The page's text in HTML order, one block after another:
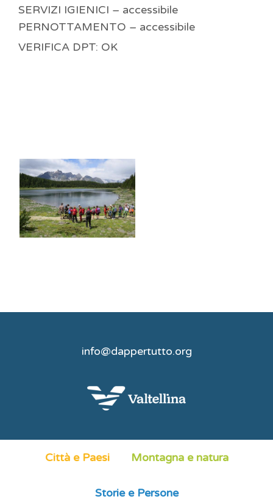
SERVIZI IGIENICI – accessibile
PERNOTTAMENTO – accessibile
VERIFICA DPT: OK
info@dappertutto.org
Città e Paesi Montagna e natura
Storie e Persone